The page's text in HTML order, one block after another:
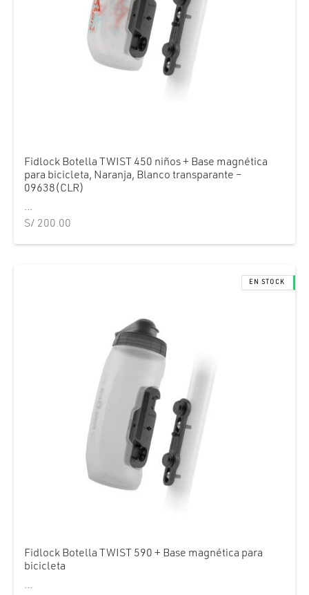
Fidlock Botella TWIST 450 niños + Base magnética
para bicicleta, Naranja, Blanco transparante –
09638(CLR)
...
S/ 200.00
Fidlock Botella TWIST 590 + Base magnética para
bicicleta
...